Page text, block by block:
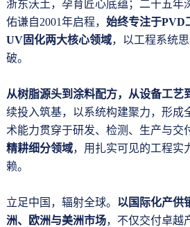
浙东沃土，孕育匠心底蕴；二十五年
佑谦自2001年启程， 始终专注于PVD
UV固化两大核心领域，以工程系统
破。
从树脂源头到涂料配方，从设备工艺
续投入筑基，以系统构建聚力，形成
术能力贯穿于研发、检测、生产与交
精耕细分领域，用扎实可见的工程实
赖。
立足中国，辐射全球。 以国际化产供
洲、欧洲与美洲市场，不仅交付卓越